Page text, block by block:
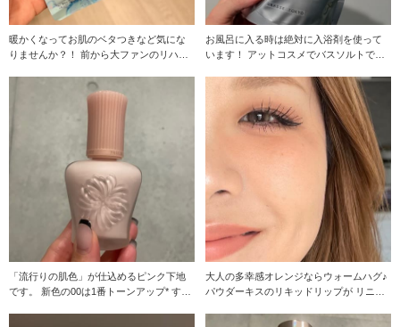
暖かくなってお肌のベタつきなど気にな
りませんか？！ 前から大ファンのリハウ
お風呂に入る時は絶対に入浴剤を使って
います！ アットコスメでバスソルトで調
「流行りの肌色」が仕込めるピンク下地
です。 新色の00は1番トーンアップ* する
大人の多幸感オレンジならウォームハグ♪
パウダーキスのリキッドリップが リニュ